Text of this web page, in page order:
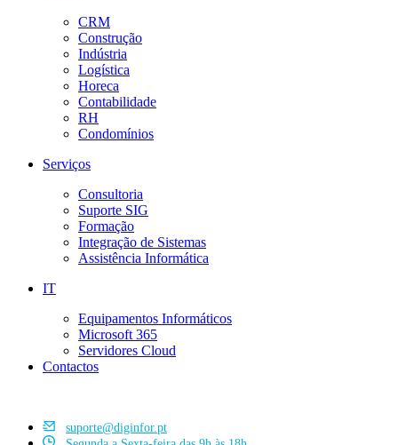
CRM
Construção
Indústria
Logística
Horeca
Contabilidade
RH
Condomínios
Serviços
Consultoria
Suporte SIG
Formação
Integração de Sistemas
Assistência Informática
IT
Equipamentos Informáticos
Microsoft 365
Servidores Cloud
Contactos
suporte@diginfor.pt